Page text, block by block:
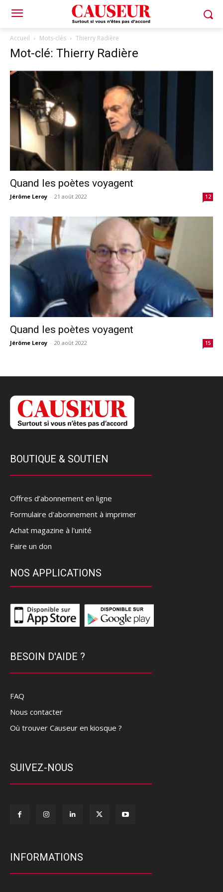
Accueil Mots-clés Thierry Radière
Mot-clé: Thierry Radière
Quand les poètes voyagent
Jérôme Leroy - 21 août 2022 12
Quand les poètes voyagent
Jérôme Leroy - 20 août 2022 15
BOUTIQUE & SOUTIEN
Offres d’abonnement en ligne
Formulaire d'abonnement à imprimer
Achat magazine à l'unité
Faire un don
NOS APPLICATIONS
BESOIN D'AIDE ?
FAQ
Nous contacter
Où trouver Causeur en kiosque ?
SUIVEZ-NOUS
INFORMATIONS